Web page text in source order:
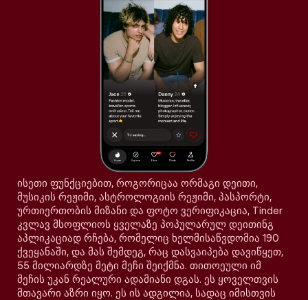
ისეთი ფუნქციებით, როგორიცაა ორმაგი დეითი,
მუსიკის რეჟიმი, ასტროლოგიის რეჟიმი, პასპორტი,
ურთიერთობის მიზანი და ფოტო ვერიფიკაცია, Tinder
კვლავ მსოფლიოს ყველაზე პოპულარულ დეითინგ
აპლიკაციად რჩება, რომელიც ხელმისაწვდომია 190
ქვეყანაში, და მას შემდეგ, რაც დასვაიპება დავიწყეთ,
55 მილიარდზე მეტი მეჩი შეიქმნა. თითოეული იმ
მეჩის უკან რეალური ადამიანი დგას. ეს ყოველთვის
მთავარი აზრი იყო. ეს ის ადგილია, სადაც იმისთვის